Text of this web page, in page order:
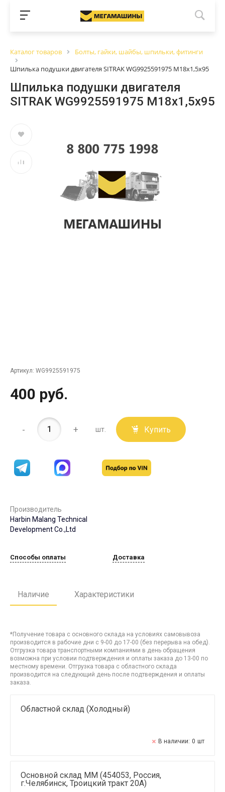
Каталог товаров
Болты, гайки, шайбы, шпильки, фитинги
Шпилька подушки двигателя SITRAK WG9925591975 М18х1,5х95
Шпилька подушки двигателя
SITRAK WG9925591975 М18х1,5х95
Артикул: WG9925591975
400 руб.
- + шт. Купить
Производитель
Harbin Malang Technical
Development Co.,Ltd
Способы оплаты Доставка
Наличие Характеристики
*Получение товара с основного склада на условиях самовывоза
производится в рабочие дни с 9-00 до 17-00 (без перерыва на обед).
Отгрузка товара транспортными компаниями в день обращения
возможна при условии подтверждения и оплаты заказа до 13-00 по
местному времени. Отгрузка товара с областного склада
производится на следующий день после подтверждения и оплаты
заказа.
Областной склад (Холодный)
В наличии: 0 шт
Основной склад ММ (454053, Россия,
г.Челябинск, Троицкий тракт 20А)